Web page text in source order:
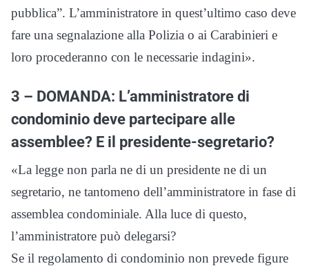
pubblica”. L’amministratore in quest’ultimo caso deve
fare una segnalazione alla Polizia o ai Carabinieri e
loro procederanno con le necessarie indagini».
3 – DOMANDA: L’amministratore di
condominio deve partecipare alle
assemblee? E il presidente-segretario?
«La legge non parla ne di un presidente ne di un
segretario, ne tantomeno dell’amministratore in fase di
assemblea condominiale. Alla luce di questo,
l’amministratore può delegarsi?
Se il regolamento di condominio non prevede figure